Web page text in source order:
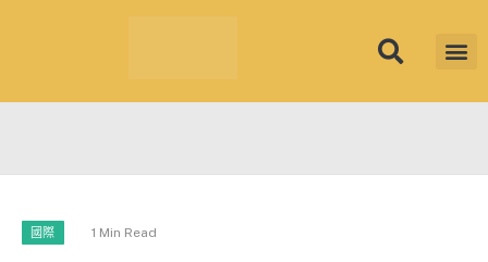
國際 1 Min Read